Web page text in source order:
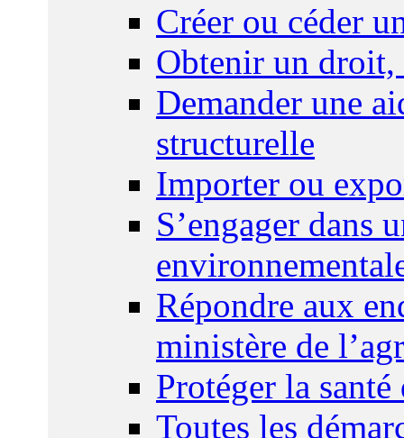
Créer ou céder
Obtenir un droit,
Demander une
structurelle
Importer ou
S’engager dans
Répondre aux
ministère de
Protéger la
Toutes les